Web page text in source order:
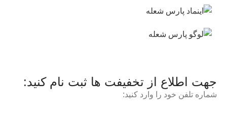
جهت اطلاع از تخفیفت ها ثبت نام کنید:
شماره تلفن خود را وارد کنید: